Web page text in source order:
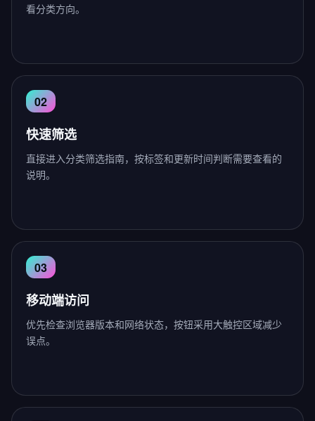
看分类方向。
快速筛选
直接进入分类筛选指南，按标签和更新时间判断需要查看的
说明。
移动端访问
优先检查浏览器版本和网络状态，按钮采用大触控区域减少
误点。